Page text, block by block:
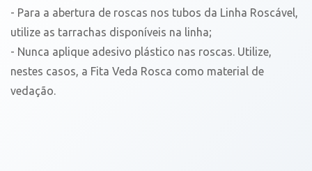
- Para a abertura de roscas nos tubos da Linha Roscável,
utilize as tarrachas disponíveis na linha;
- Nunca aplique adesivo plástico nas roscas. Utilize,
nestes casos, a Fita Veda Rosca como material de
vedação.